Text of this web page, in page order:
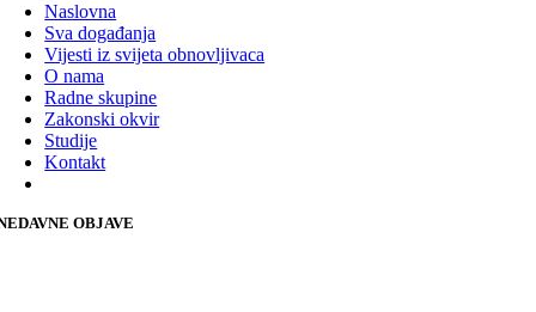
Naslovna
Sva događanja
Vijesti iz svijeta obnovljivaca
O nama
Radne skupine
Zakonski okvir
Studije
Kontakt
OBJAVE